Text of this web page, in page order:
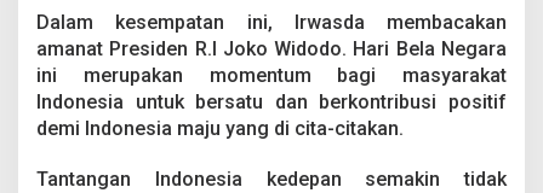
k
e
-
7
5
d
P
Dalam kesempatan ini, Irwasda membacakan
amanat Presiden R.I Joko Widodo. Hari Bela Negara
ini merupakan momentum bagi masyarakat
Indonesia untuk bersatu dan berkontribusi positif
demi Indonesia maju yang di cita-citakan.
Tantangan Indonesia kedepan semakin tidak